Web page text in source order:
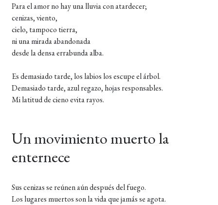
Para el amor no hay una lluvia con atardecer;
cenizas, viento,
cielo, tampoco tierra,
ni una mirada abandonada
desde la densa errabunda alba.
Es demasiado tarde, los labios los escupe el árbol.
Demasiado tarde, azul regazo, hojas responsables.
Mi latitud de cieno evita rayos.
Un movimiento muerto la
enternece
Sus cenizas se reúnen aún después del fuego.
Los lugares muertos son la vida que jamás se agota.